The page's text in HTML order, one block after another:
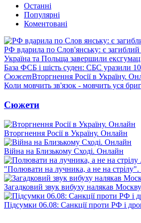
Останні
Популярні
Коментовані
РФ вдарила по Слов'янську: є загиблий
Україна та Польща завершили
База ФСБ і шість суден: СБС уразили
СюжетВторгнення Росії в Україну.
Коли мовчить зв'язок - мовчить уся
Сюжети
Вторгнення Росії в Україну. Онлайн
Війна на Близькому Сході. Онлайн
"Полювати на лучника, а не на стрілу".
Загадковий звук вибуху налякав
Підсумки 06.08: Санкції проти РФ і